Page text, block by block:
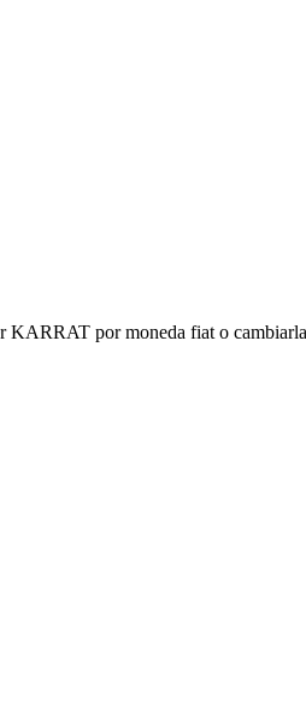
por moneda fiat o